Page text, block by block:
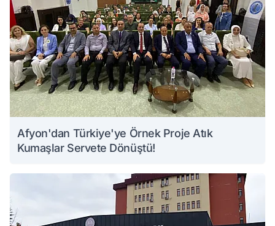
Afyon'dan Türkiye'ye Örnek Proje Atık
Kumaşlar Servete Dönüştü!